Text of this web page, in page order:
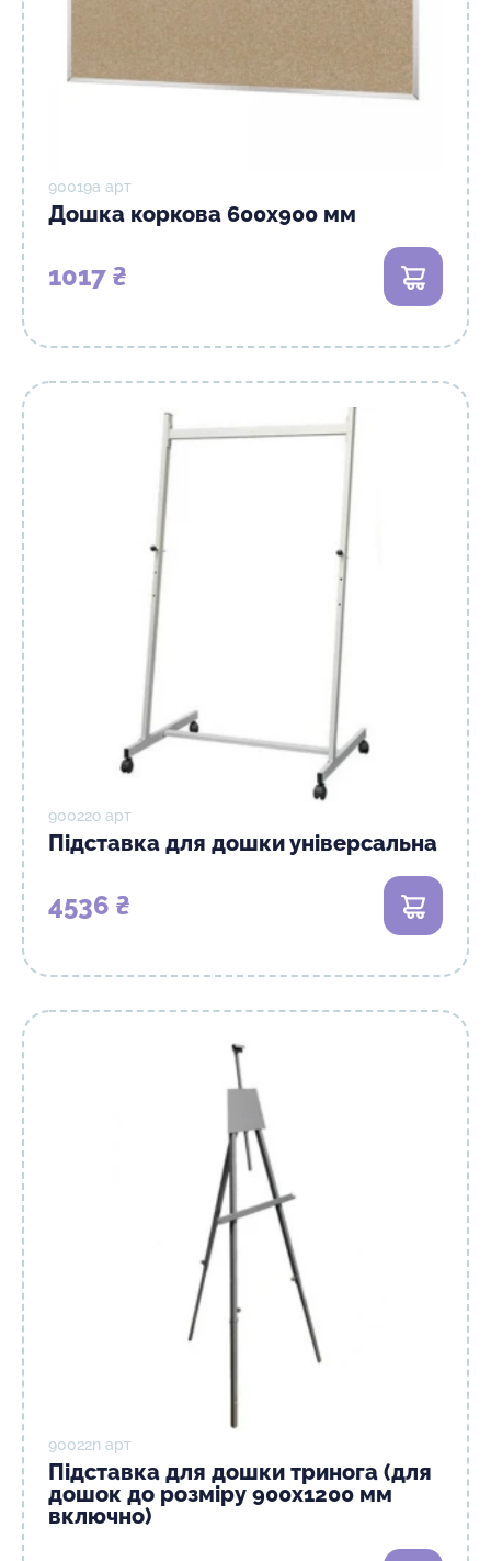
90019а арт
Дошка коркова 600х900 мм
1017 ₴
90022о арт
Підставка для дошки універсальна
4536 ₴
90022n арт
Підставка для дошки тринога (для
дошок до розміру 900х1200 мм
включно)